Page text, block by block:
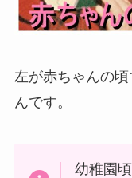
左が赤ちゃんの
んです。
幼稚園